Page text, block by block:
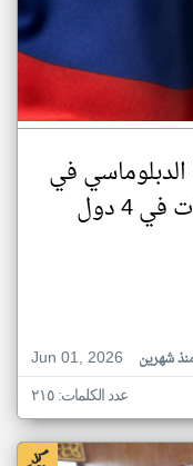
في
إفريقيا بافتتاح ممثليات في 4 دول
Jun 01, 2026
شهرين
عدد الكلمات: ٢١٥